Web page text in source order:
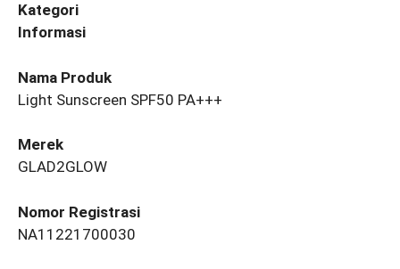
Kategori
Informasi
Nama Produk
Light Sunscreen SPF50 PA+++
Merek
GLAD2GLOW
Nomor Registrasi
NA11221700030